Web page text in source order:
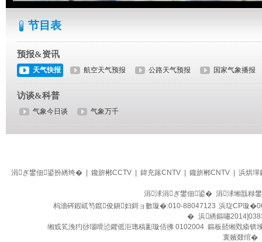
节目表
预报&资讯
天气快报 航空天气预报 公路天气预报 国家气象播报
访谈&科普
气象今日谈 气象万千
生活
涓ぎ鐢佃鍙扮綉绔� 鑱旂郴CCTV 鍏充簬CNTV 鑱旂郴CNTV 浜烘墠
涓浗涓ぎ鐢佃鍙� 涓浗缃戠粶
杩濇硶鍜屼笉鑹俊鎭妇鎶ョ數璇�:010-88047123 浜琁CP璇
� 浜綉鏂嘯
缃戜笂浼犳挱瑙嗗惉鑺傜洰璁稿彲璇佸彿 0102004 鏂板嚭缃戣瘉
寰嬪叕绾�